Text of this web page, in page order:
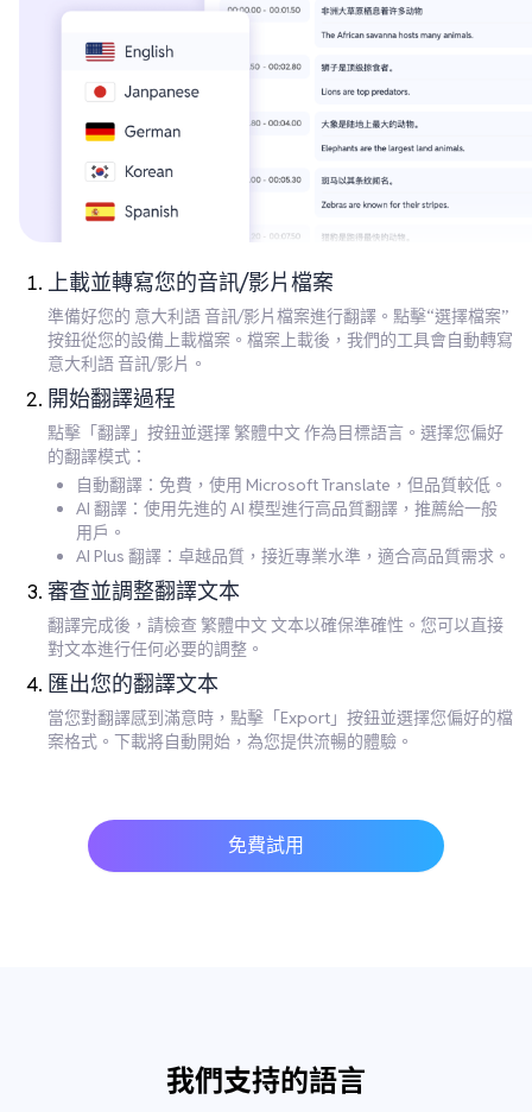
上載並轉寫您的音訊/影片檔案
準備好您的 意大利語 音訊/影片檔案進行翻譯。點擊“選擇檔案”
按鈕從您的設備上載檔案。檔案上載後，我們的工具會自動轉寫
意大利語 音訊/影片。
開始翻譯過程
點擊「翻譯」按鈕並選擇 繁體中文 作為目標語言。選擇您偏好
的翻譯模式：
自動翻譯：免費，使用 Microsoft Translate，但品質較低。
AI 翻譯：使用先進的 AI 模型進行高品質翻譯，推薦給一般
用戶。
AI Plus 翻譯：卓越品質，接近專業水準，適合高品質需求。
審查並調整翻譯文本
翻譯完成後，請檢查 繁體中文 文本以確保準確性。您可以直接
對文本進行任何必要的調整。
匯出您的翻譯文本
當您對翻譯感到滿意時，點擊「Export」按鈕並選擇您偏好的檔
案格式。下載將自動開始，為您提供流暢的體驗。
免費試用
我們支持的語言